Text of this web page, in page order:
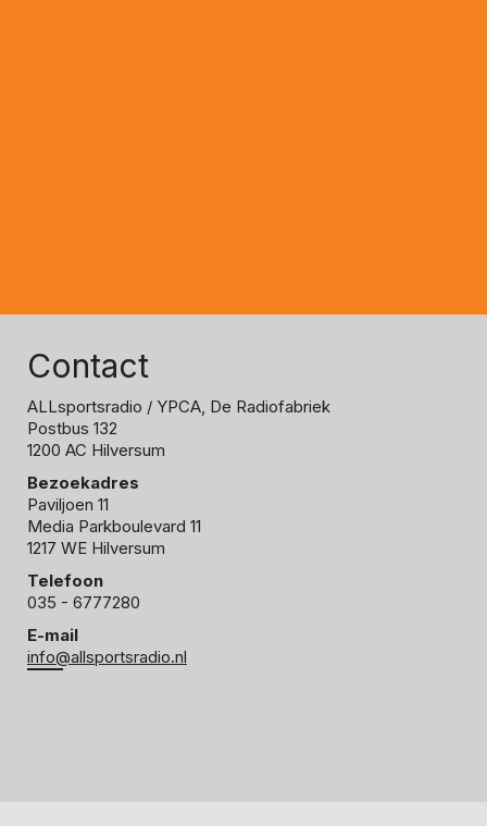
Contact
ALLsportsradio / YPCA, De Radiofabriek
Postbus 132
1200 AC Hilversum
Bezoekadres
Paviljoen 11
Media Parkboulevard 11
1217 WE Hilversum
Telefoon
035 - 6777280
E-mail
info@allsportsradio.nl